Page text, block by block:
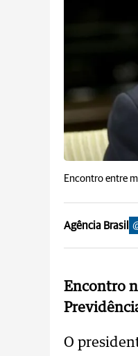
Encontro entre
Agência Brasil
Encontro
O